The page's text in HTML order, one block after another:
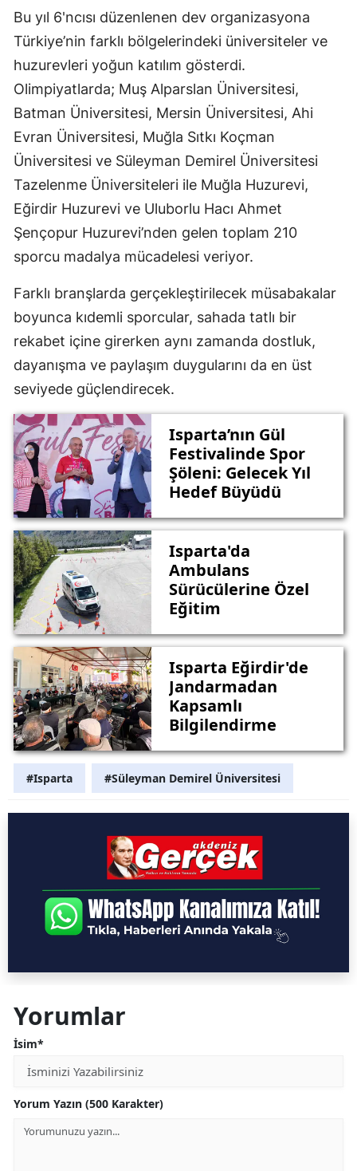
Bu yıl 6'ncısı düzenlenen dev organizasyona
Türkiye’nin farklı bölgelerindeki üniversiteler ve
huzurevleri yoğun katılım gösterdi.
Olimpiyatlarda; Muş Alparslan Üniversitesi,
Batman Üniversitesi, Mersin Üniversitesi, Ahi
Evran Üniversitesi, Muğla Sıtkı Koçman
Üniversitesi ve Süleyman Demirel Üniversitesi
Tazelenme Üniversiteleri ile Muğla Huzurevi,
Eğirdir Huzurevi ve Uluborlu Hacı Ahmet
Şençopur Huzurevi’nden gelen toplam 210
sporcu madalya mücadelesi veriyor.
Farklı branşlarda gerçekleştirilecek müsabakalar
boyunca kıdemli sporcular, sahada tatlı bir
rekabet içine girerken aynı zamanda dostluk,
dayanışma ve paylaşım duygularını da en üst
seviyede güçlendirecek.
Isparta’nın Gül
Festivalinde Spor
Şöleni: Gelecek Yıl
Hedef Büyüdü
Isparta'da
Ambulans
Sürücülerine Özel
Eğitim
Isparta Eğirdir'de
Jandarmadan
Kapsamlı
Bilgilendirme
#Isparta #Süleyman Demirel Üniversitesi
Yorumlar
İsim*
Yorum Yazın (500 Karakter)